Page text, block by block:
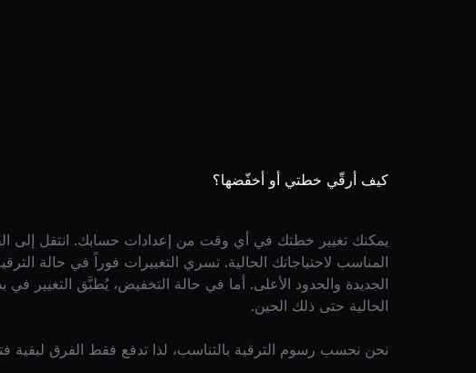
كيف أرقّي خطتي أو أخفّضها؟
يمكنك تغيير خطتك في أي وقت من إعدادات حسابك. انتقل إلى
المناسب لاحتياجاتك الحالية. تسري التغييرات فوراً في حالة
الجديدة والحدود الأعلى. أما في حالة التخفيض، يُطبَّق التغيير في
الحالية حتى ذلك الحين.
نحن نحسب رسوم الترقية بالتناسب، لذا تدفع فقط الفرق لبقية